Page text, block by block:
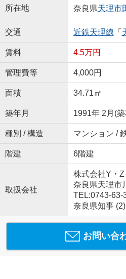
所在地 奈良県天理市
交通 近鉄天理線 「
賃料 4.5万円
管理費等 4,000円
面積 34.71㎡
築年月 1991年 2月(
種別 / 構造 マンション /
階建 6階建
取扱会社
株式会社Y
奈良県天理市
TEL:0743-63-
奈良県知事
お問い合